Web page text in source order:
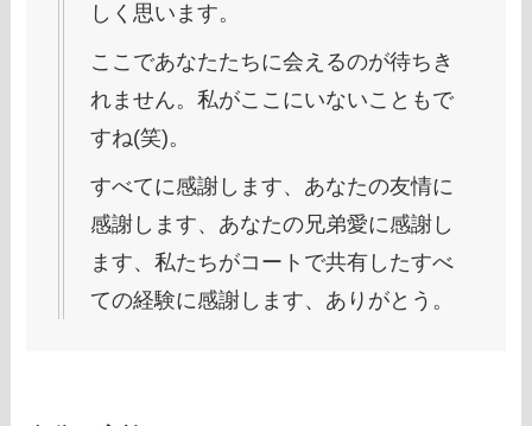
しく思います。
ここであなたたちに会えるのが待ちき
れません。私がここにいないこともで
すね(笑)。
すべてに感謝します、あなたの友情に
感謝します、あなたの兄弟愛に感謝し
ます、私たちがコートで共有したすべ
ての経験に感謝します、ありがとう。